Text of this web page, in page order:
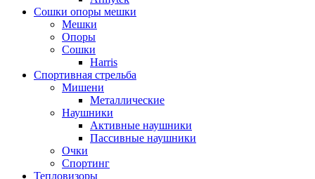
Сошки опоры мешки
Мешки
Опоры
Сошки
Harris
Спортивная стрельба
Мишени
Металлические
Наушники
Активные наушники
Пассивные наушники
Очки
Спортинг
Тепловизоры